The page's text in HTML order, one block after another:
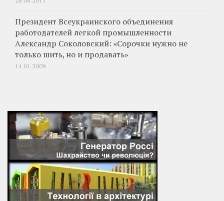
Президент Всеукраинского объединения
работодателей легкой промышленности
Александр Соколовский: «Сорочки нужно не
только шить, но и продавать»
14.01.2009